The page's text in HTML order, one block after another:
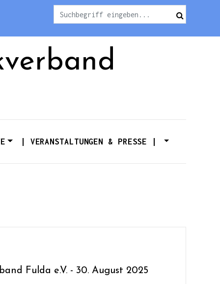
| VERANSTALTUNGEN & PRESSE |
Fulda e.V. - 30. August 2025